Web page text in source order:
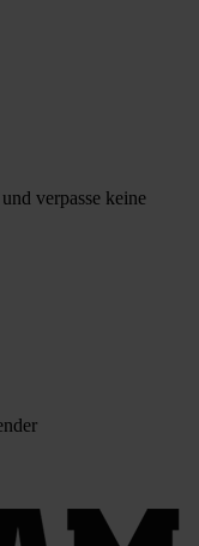
verpasse keine